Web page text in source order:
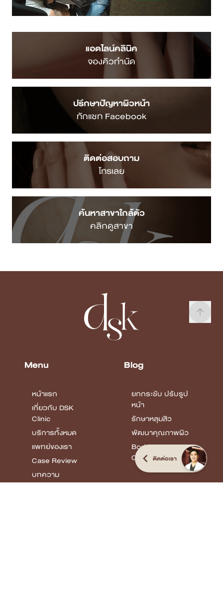
แอดไลน์คลินิค
จองคิวทำนัด
ปรึกษาปัญหาผิวหน้า
ทักแชท Facebook
ติดต่อสอบถาม
โทรเลย
ค้นหาสาขาใกล้ตัว
คลิกดูสาขา
Menu
หน้าแรก
เกี่ยวกับ DSK
Clinic
บริการทั้งหมด
แพทย์ของเรา
Case Review
บทความ
Blog
ยกกระชับ ปรับรูป
หน้า
รักษาหลุมสิว
พัฒนาคุณภาพผิว
Body
Confidence
ติดต่อเรา